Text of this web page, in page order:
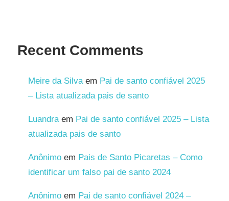
Recent Comments
Meire da Silva em Pai de santo confiável 2025
– Lista atualizada pais de santo
Luandra em Pai de santo confiável 2025 – Lista
atualizada pais de santo
Anônimo em Pais de Santo Picaretas – Como
identificar um falso pai de santo 2024
Anônimo em Pai de santo confiável 2024 –